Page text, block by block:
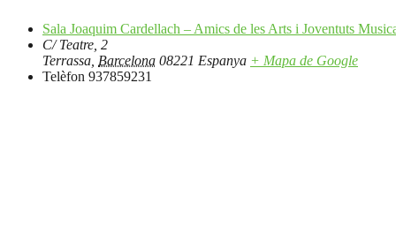
Sala Joaquim Cardellach – Amics de les Arts i Joventuts
C/ Teatre, 2
Terrassa Barcelona 08221 Espanya + Mapa de Google
Telèfon 937859231